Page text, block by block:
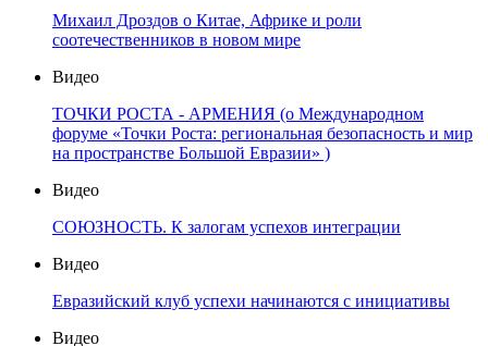
Михаил Дроздов о Китае, Африке и роли
соотечественников в новом мире
Видео
ТОЧКИ РОСТА - АРМЕНИЯ (о Международном
форуме «Точки Роста: региональная безопасность и мир
на пространстве Большой Евразии» )
Видео
СОЮЗНОСТЬ. К залогам успехов интеграции
Видео
Евразийский клуб успехи начинаются с инициативы
Видео